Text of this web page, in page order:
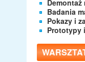
Demontaż
Badania
Pokazy i
Prototypy